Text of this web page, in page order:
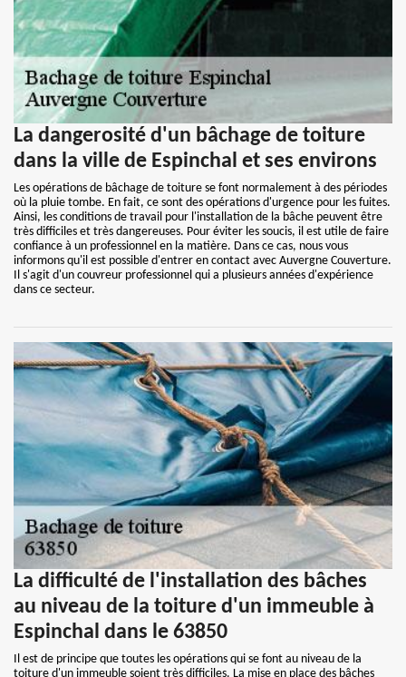
La dangerosité d'un bâchage de toiture
dans la ville de Espinchal et ses environs
Les opérations de bâchage de toiture se font normalement à des périodes
où la pluie tombe. En fait, ce sont des opérations d'urgence pour les fuites.
Ainsi, les conditions de travail pour l'installation de la bâche peuvent être
très difficiles et très dangereuses. Pour éviter les soucis, il est utile de faire
confiance à un professionnel en la matière. Dans ce cas, nous vous
informons qu'il est possible d'entrer en contact avec Auvergne Couverture.
Il s'agit d'un couvreur professionnel qui a plusieurs années d'expérience
dans ce secteur.
La difficulté de l'installation des bâches
au niveau de la toiture d'un immeuble à
Espinchal dans le 63850
Il est de principe que toutes les opérations qui se font au niveau de la
toiture d'un immeuble soient très difficiles. La mise en place des bâches